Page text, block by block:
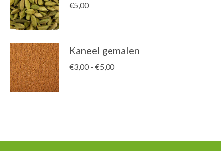
€5,00
Kaneel gemalen
€3,00 - €5,00Prijsklasse: